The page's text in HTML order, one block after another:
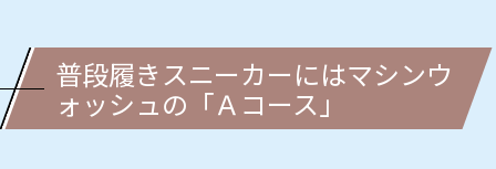
普段履きスニーカーにはマシンウ
ォッシュの「Ａコース」